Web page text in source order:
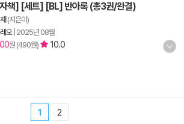
책] [세트] [BL] 반아록 (총3권/완결)
(지은이)
오| 2025년 08월
원 (490원) 10.0
1 2